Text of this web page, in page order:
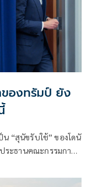
ของทรัมป์ ยัง
น “สุนัขรับใช้” ของโดนั
ระธานคณะกรรมการ
เบี้ยหลักจะต้องลดลง